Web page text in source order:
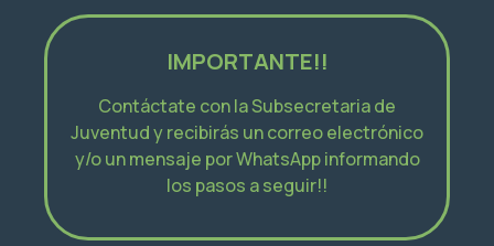
IMPORTANTE!!
Contáctate con la Subsecretaria de
Juventud y recibirás un correo electrónico
y/o un mensaje por WhatsApp informando
los pasos a seguir!!